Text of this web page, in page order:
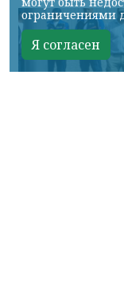
ограничениями
Я согласен